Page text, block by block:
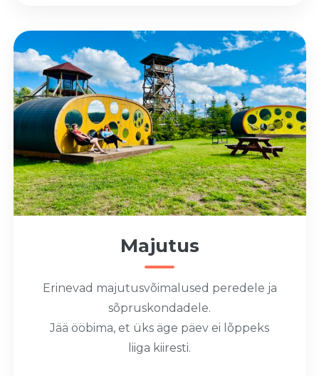
Majutus
Erinevad majutusvõimalused peredele ja
sõpruskondadele.
Jää ööbima, et üks äge päev ei lõppeks
liiga kiiresti.